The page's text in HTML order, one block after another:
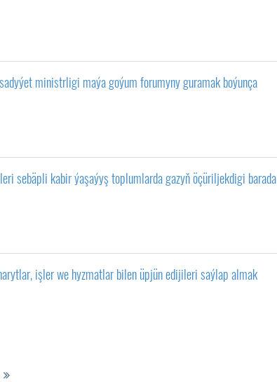
ministrligi maýa goýum forumyny guramak boýunça
sebäpli kabir ýaşaýyş toplumlarda gazyň öçüriljekdigi barada
işler we hyzmatlar bilen üpjün edijileri saýlap almak